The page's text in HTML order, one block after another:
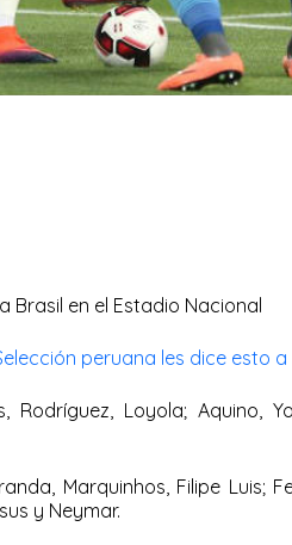
Brasil en el Estadio Nacional
peruana les dice esto a
Rodríguez, Loyola; Aquino,
Marquinhos, Filipe Luis;
y Neymar.